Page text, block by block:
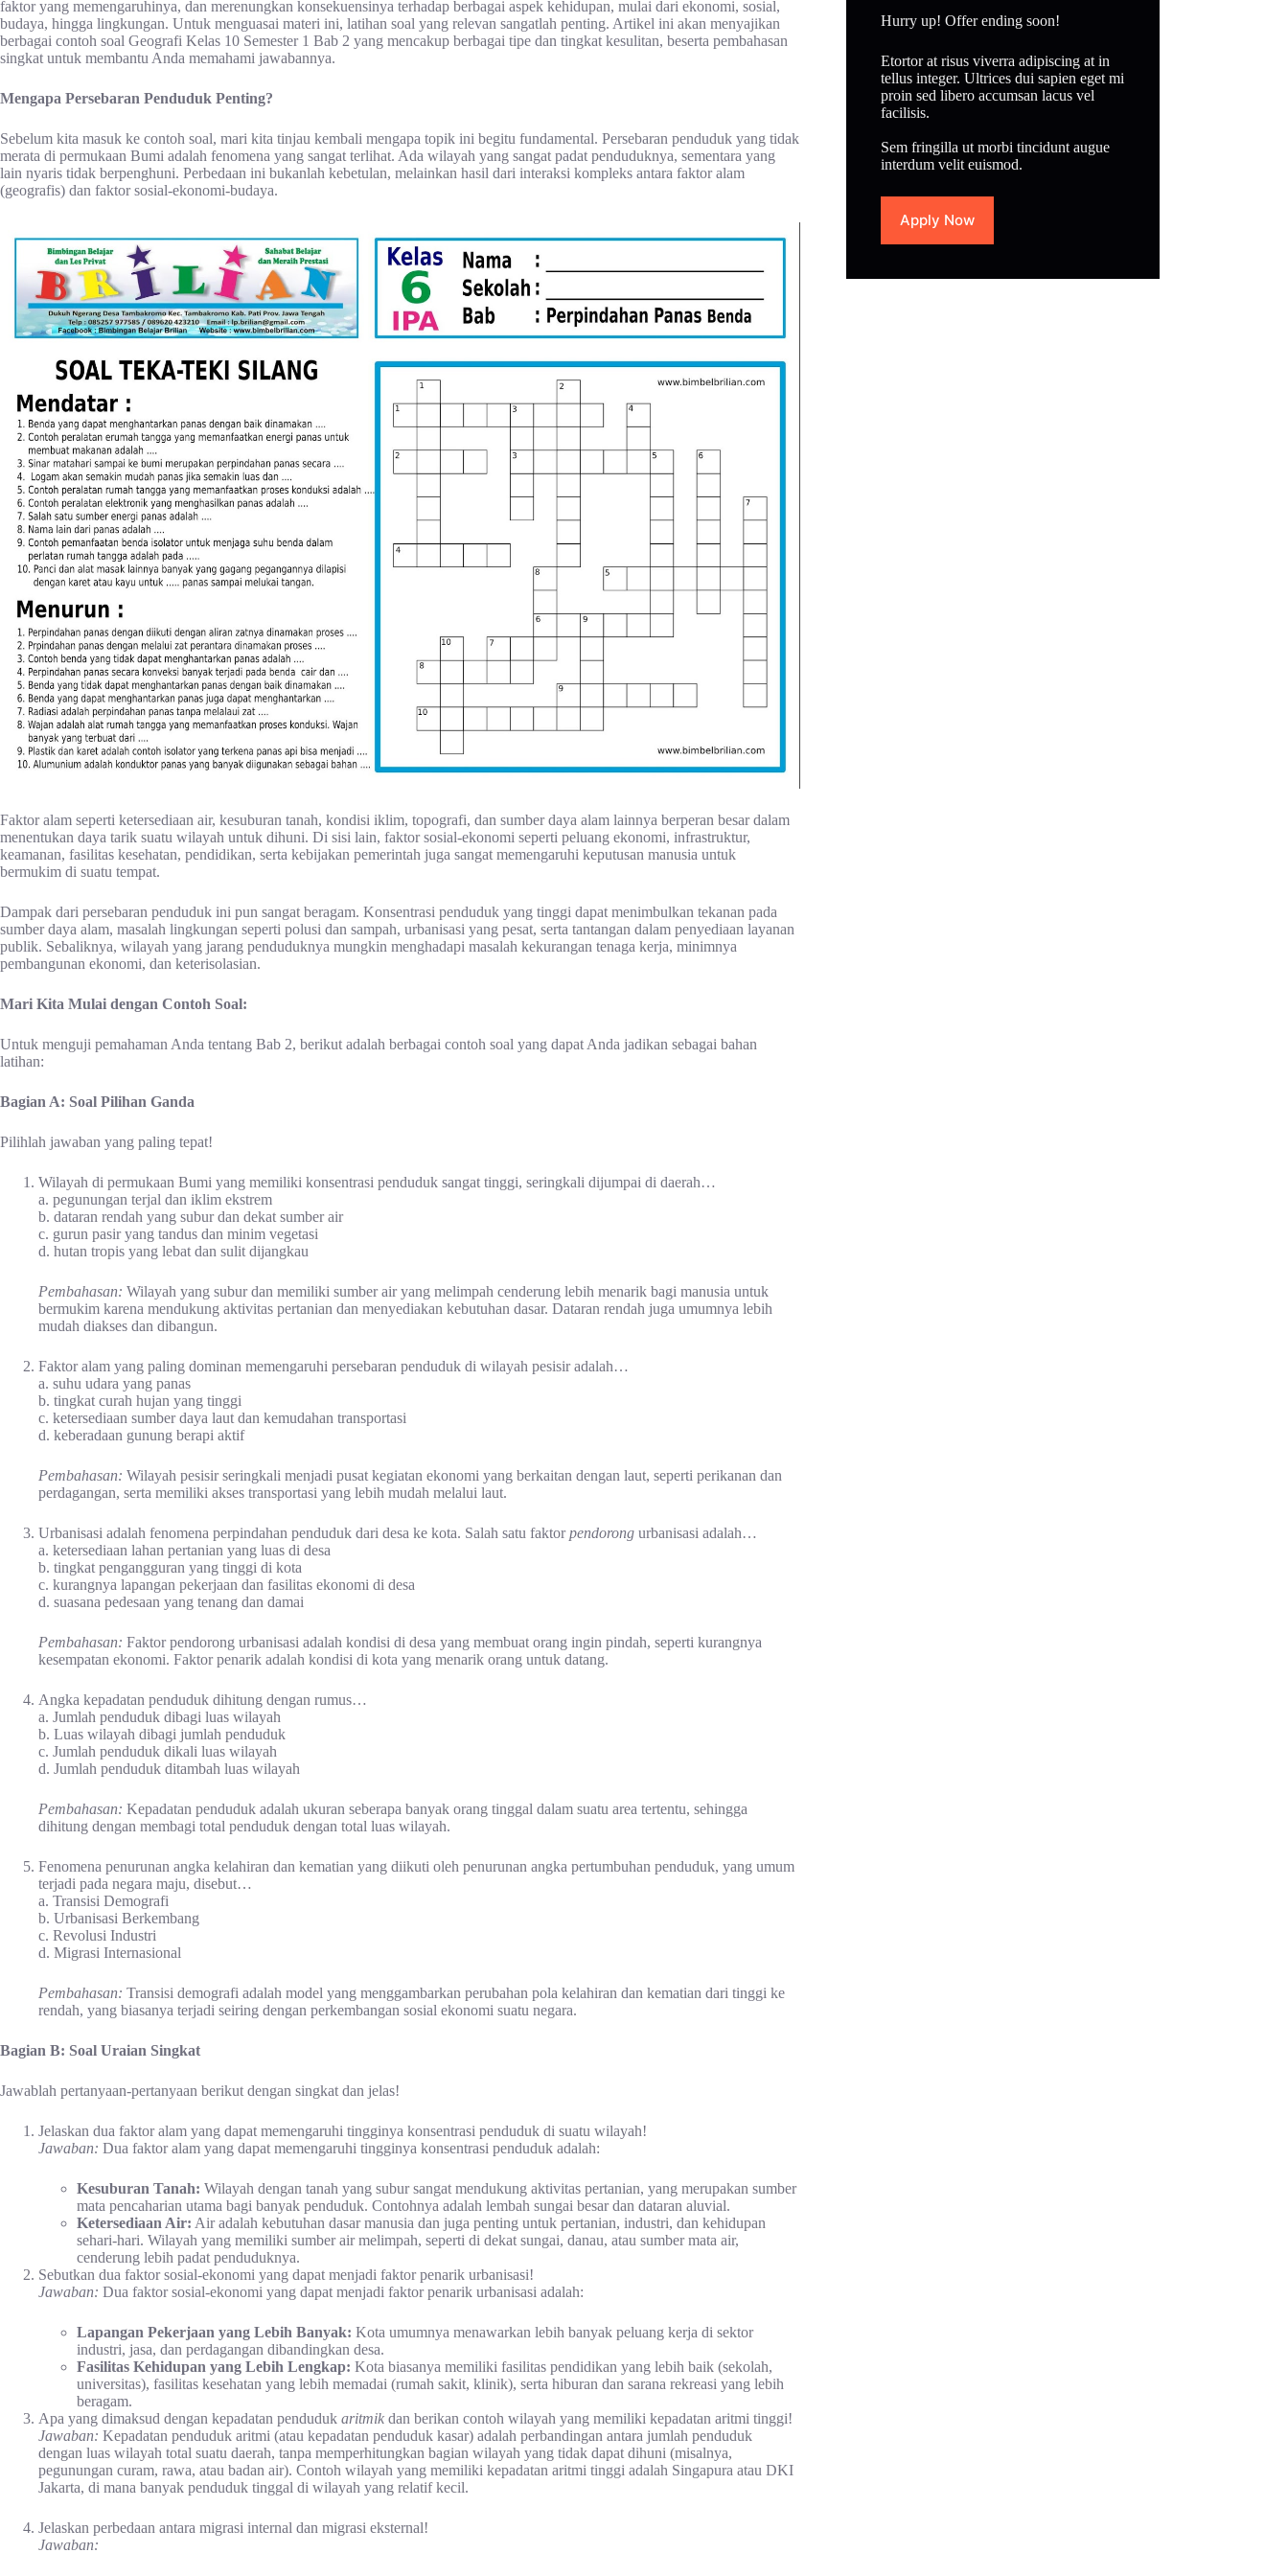
faktor yang memengaruhinya, dan merenungkan konsekuensinya terhadap berbagai aspek kehidupan, mulai dari ekonomi, sosial,
budaya, hingga lingkungan. Untuk menguasai materi ini, latihan soal yang relevan sangatlah penting. Artikel ini akan menyajikan
berbagai contoh soal Geografi Kelas 10 Semester 1 Bab 2 yang mencakup berbagai tipe dan tingkat kesulitan, beserta pembahasan
singkat untuk membantu Anda memahami jawabannya.
Mengapa Persebaran Penduduk Penting?
Sebelum kita masuk ke contoh soal, mari kita tinjau kembali mengapa topik ini begitu fundamental. Persebaran penduduk yang tidak
merata di permukaan Bumi adalah fenomena yang sangat terlihat. Ada wilayah yang sangat padat penduduknya, sementara yang
lain nyaris tidak berpenghuni. Perbedaan ini bukanlah kebetulan, melainkan hasil dari interaksi kompleks antara faktor alam
(geografis) dan faktor sosial-ekonomi-budaya.
Faktor alam seperti ketersediaan air, kesuburan tanah, kondisi iklim, topografi, dan sumber daya alam lainnya berperan besar dalam
menentukan daya tarik suatu wilayah untuk dihuni. Di sisi lain, faktor sosial-ekonomi seperti peluang ekonomi, infrastruktur,
keamanan, fasilitas kesehatan, pendidikan, serta kebijakan pemerintah juga sangat memengaruhi keputusan manusia untuk
bermukim di suatu tempat.
Dampak dari persebaran penduduk ini pun sangat beragam. Konsentrasi penduduk yang tinggi dapat menimbulkan tekanan pada
sumber daya alam, masalah lingkungan seperti polusi dan sampah, urbanisasi yang pesat, serta tantangan dalam penyediaan layanan
publik. Sebaliknya, wilayah yang jarang penduduknya mungkin menghadapi masalah kekurangan tenaga kerja, minimnya
pembangunan ekonomi, dan keterisolasian.
Mari Kita Mulai dengan Contoh Soal:
Untuk menguji pemahaman Anda tentang Bab 2, berikut adalah berbagai contoh soal yang dapat Anda jadikan sebagai bahan
latihan:
Bagian A: Soal Pilihan Ganda
Pilihlah jawaban yang paling tepat!
Wilayah di permukaan Bumi yang memiliki konsentrasi penduduk sangat tinggi, seringkali dijumpai di daerah…
a. pegunungan terjal dan iklim ekstrem
b. dataran rendah yang subur dan dekat sumber air
c. gurun pasir yang tandus dan minim vegetasi
d. hutan tropis yang lebat dan sulit dijangkau
Pembahasan: Wilayah yang subur dan memiliki sumber air yang melimpah cenderung lebih menarik bagi manusia untuk
bermukim karena mendukung aktivitas pertanian dan menyediakan kebutuhan dasar. Dataran rendah juga umumnya lebih
mudah diakses dan dibangun.
Faktor alam yang paling dominan memengaruhi persebaran penduduk di wilayah pesisir adalah…
a. suhu udara yang panas
b. tingkat curah hujan yang tinggi
c. ketersediaan sumber daya laut dan kemudahan transportasi
d. keberadaan gunung berapi aktif
Pembahasan: Wilayah pesisir seringkali menjadi pusat kegiatan ekonomi yang berkaitan dengan laut, seperti perikanan dan
perdagangan, serta memiliki akses transportasi yang lebih mudah melalui laut.
Urbanisasi adalah fenomena perpindahan penduduk dari desa ke kota. Salah satu faktorpendorong urbanisasi adalah…
a. ketersediaan lahan pertanian yang luas di desa
b. tingkat pengangguran yang tinggi di kota
c. kurangnya lapangan pekerjaan dan fasilitas ekonomi di desa
d. suasana pedesaan yang tenang dan damai
Pembahasan: Faktor pendorong urbanisasi adalah kondisi di desa yang membuat orang ingin pindah, seperti kurangnya
kesempatan ekonomi. Faktor penarik adalah kondisi di kota yang menarik orang untuk datang.
Angka kepadatan penduduk dihitung dengan rumus…
a. Jumlah penduduk dibagi luas wilayah
b. Luas wilayah dibagi jumlah penduduk
c. Jumlah penduduk dikali luas wilayah
d. Jumlah penduduk ditambah luas wilayah
Pembahasan: Kepadatan penduduk adalah ukuran seberapa banyak orang tinggal dalam suatu area tertentu, sehingga
dihitung dengan membagi total penduduk dengan total luas wilayah.
Fenomena penurunan angka kelahiran dan kematian yang diikuti oleh penurunan angka pertumbuhan penduduk, yang umum
terjadi pada negara maju, disebut…
a. Transisi Demografi
b. Urbanisasi Berkembang
c. Revolusi Industri
d. Migrasi Internasional
Pembahasan: Transisi demografi adalah model yang menggambarkan perubahan pola kelahiran dan kematian dari tinggi ke
rendah, yang biasanya terjadi seiring dengan perkembangan sosial ekonomi suatu negara.
Bagian B: Soal Uraian Singkat
Jawablah pertanyaan-pertanyaan berikut dengan singkat dan jelas!
Jelaskan dua faktor alam yang dapat memengaruhi tingginya konsentrasi penduduk di suatu wilayah!
Jawaban: Dua faktor alam yang dapat memengaruhi tingginya konsentrasi penduduk adalah:
Kesuburan Tanah: Wilayah dengan tanah yang subur sangat mendukung aktivitas pertanian, yang merupakan sumber
mata pencaharian utama bagi banyak penduduk. Contohnya adalah lembah sungai besar dan dataran aluvial.
Ketersediaan Air: Air adalah kebutuhan dasar manusia dan juga penting untuk pertanian, industri, dan kehidupan
sehari-hari. Wilayah yang memiliki sumber air melimpah, seperti di dekat sungai, danau, atau sumber mata air,
cenderung lebih padat penduduknya.
Sebutkan dua faktor sosial-ekonomi yang dapat menjadi faktor penarik urbanisasi!
Jawaban: Dua faktor sosial-ekonomi yang dapat menjadi faktor penarik urbanisasi adalah:
Lapangan Pekerjaan yang Lebih Banyak: Kota umumnya menawarkan lebih banyak peluang kerja di sektor
industri, jasa, dan perdagangan dibandingkan desa.
Fasilitas Kehidupan yang Lebih Lengkap: Kota biasanya memiliki fasilitas pendidikan yang lebih baik (sekolah,
universitas), fasilitas kesehatan yang lebih memadai (rumah sakit, klinik), serta hiburan dan sarana rekreasi yang lebih
beragam.
Apa yang dimaksud dengan kepadatan penduduk aritmik dan berikan contoh wilayah yang memiliki kepadatan aritmi tinggi!
Jawaban: Kepadatan penduduk aritmi (atau kepadatan penduduk kasar) adalah perbandingan antara jumlah penduduk
dengan luas wilayah total suatu daerah, tanpa memperhitungkan bagian wilayah yang tidak dapat dihuni (misalnya,
pegunungan curam, rawa, atau badan air). Contoh wilayah yang memiliki kepadatan aritmi tinggi adalah Singapura atau DKI
Jakarta, di mana banyak penduduk tinggal di wilayah yang relatif kecil.
Jelaskan perbedaan antara migrasi internal dan migrasi eksternal!
Jawaban:
Hurry up! Offer ending soon!
Etortor at risus viverra adipiscing at in
tellus integer. Ultrices dui sapien eget mi
proin sed libero accumsan lacus vel
facilisis.
Sem fringilla ut morbi tincidunt augue
interdum velit euismod.
Apply Now